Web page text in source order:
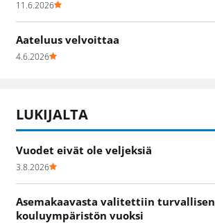
11.6.2026
Aateluus velvoittaa
4.6.2026
LUKIJALTA
Vuodet eivät ole veljeksiä
3.8.2026
Asemakaavasta valitettiin turvallisen
kouluympäristön vuoksi